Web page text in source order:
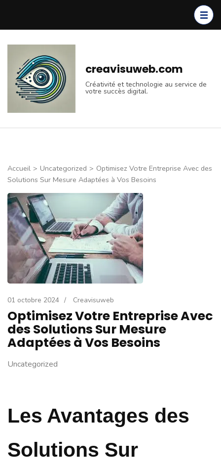
(Pressez
Entrée)
creavisuweb.com
Créativité et technologie au service de
votre succès digital.
Accueil > Uncategorized > Optimisez Votre Entreprise Avec des
Solutions Sur Mesure Adaptées à Vos Besoins
01 octobre 2024 / Creavisuweb
Optimisez Votre Entreprise Avec
des Solutions Sur Mesure
Adaptées à Vos Besoins
Uncategorized
Les Avantages des
Solutions Sur